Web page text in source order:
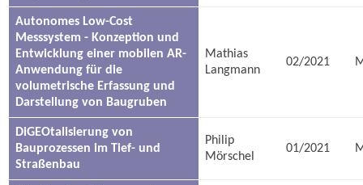
Autonomes Low-Cost
Messsystem - Konzeption und
Entwicklung einer mobilen AR-
Anwendung für die
volumetrische Erfassung und
Darstellung von Baugruben
Mathias
Langmann
02/2021
DiGEOtalisierung von
Bauprozessen im Tief- und
Straßenbau
Philip
Mörschel
01/2021